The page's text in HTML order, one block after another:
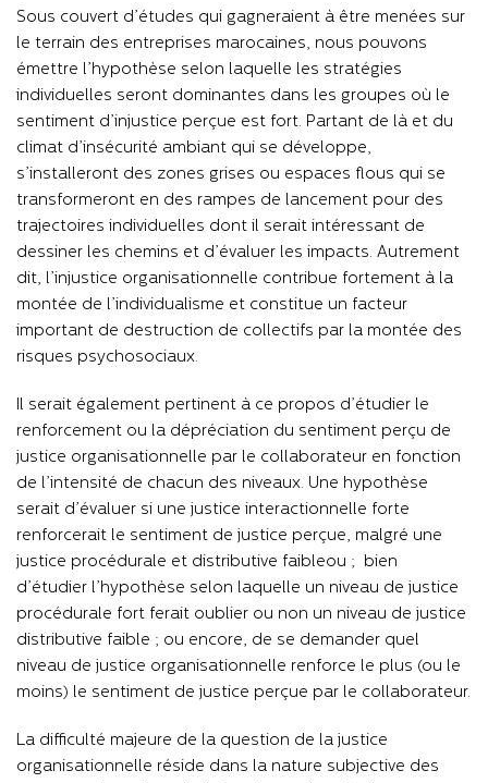
Sous couvert d’études qui gagneraient à être menées sur
le terrain des entreprises marocaines, nous pouvons
émettre l’hypothèse selon laquelle les stratégies
individuelles seront dominantes dans les groupes où le
sentiment d’injustice perçue est fort. Partant de là et du
climat d’insécurité ambiant qui se développe,
s’installeront des zones grises ou espaces flous qui se
transformeront en des rampes de lancement pour des
trajectoires individuelles dont il serait intéressant de
dessiner les chemins et d’évaluer les impacts. Autrement
dit, l’injustice organisationnelle contribue fortement à la
montée de l’individualisme et constitue un facteur
important de destruction de collectifs par la montée des
risques psychosociaux.
Il serait également pertinent à ce propos d’étudier le
renforcement ou la dépréciation du sentiment perçu de
justice organisationnelle par le collaborateur en fonction
de l’intensité de chacun des niveaux. Une hypothèse
serait d’évaluer si une justice interactionnelle forte
renforcerait le sentiment de justice perçue, malgré une
justice procédurale et distributive faible
; ou
bien
d’étudier l’hypothèse selon laquelle un niveau de justice
procédurale fort ferait oublier ou non un niveau de justice
distributive faible ; ou encore, de se demander quel
niveau de justice organisationnelle renforce le plus (ou le
moins) le sentiment de justice perçue par le collaborateur.
La difficulté majeure de la question de la justice
organisationnelle réside dans la nature subjective des